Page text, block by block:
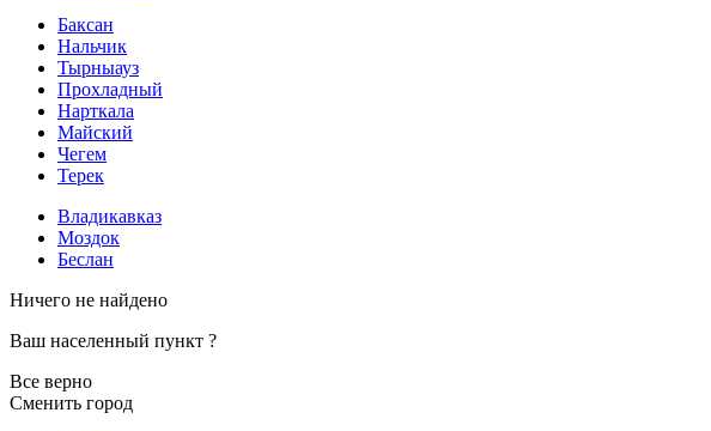
Баксан
Нальчик
Тырныауз
Прохладный
Нарткала
Майский
Чегем
Терек
Владикавказ
Моздок
Беслан
Ничего не найдено
Ваш населенный пункт ?
Все верно
Сменить город